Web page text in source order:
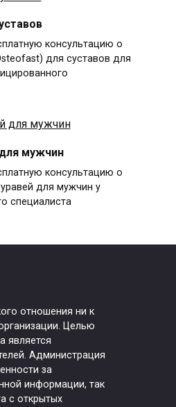
консультацию о
для суставов для
мужчин
консультацию о
для мужчин у
специалиста
отношения ни к
Целью
является
Администрация
за
информации, так
с открытых